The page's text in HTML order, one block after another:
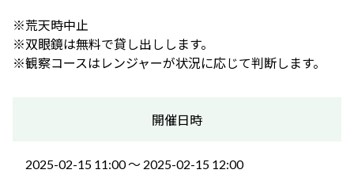
※荒天時中止
※双眼鏡は無料で貸し出しします。
※観察コースはレンジャーが状況に応じて判断します。
開催日時
2025-02-15 11:00 〜 2025-02-15 12:00